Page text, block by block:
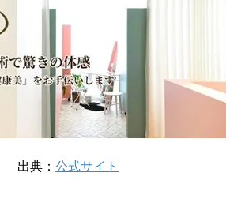
出典： 公式サイト